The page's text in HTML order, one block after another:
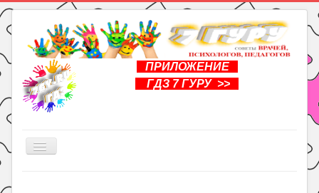
ПРИЛОЖЕНИЕ
ГДЗ 7 ГУРУ >>
Включить/